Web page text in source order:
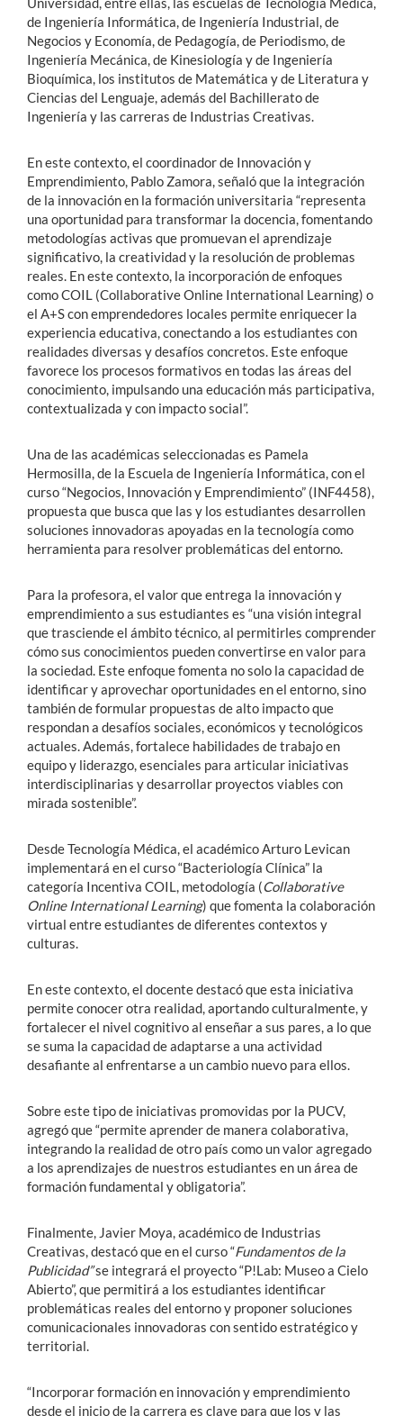
de Ingeniería Informática, de Ingeniería Industrial, de
Negocios y Economía, de Pedagogía, de Periodismo, de
Ingeniería Mecánica, de Kinesiología y de Ingeniería
Bioquímica, los institutos de Matemática y de Literatura y
Ciencias del Lenguaje, además del Bachillerato de
Ingeniería y las carreras de Industrias Creativas.
En este contexto, el coordinador de Innovación y
Emprendimiento, Pablo Zamora, señaló que la integración
de la innovación en la formación universitaria “representa
una oportunidad para transformar la docencia, fomentando
metodologías activas que promuevan el aprendizaje
significativo, la creatividad y la resolución de problemas
reales. En este contexto, la incorporación de enfoques
como COIL (Collaborative Online International Learning) o
el A+S con emprendedores locales permite enriquecer la
experiencia educativa, conectando a los estudiantes con
realidades diversas y desafíos concretos. Este enfoque
favorece los procesos formativos en todas las áreas del
conocimiento, impulsando una educación más participativa,
contextualizada y con impacto social”.
Una de las académicas seleccionadas es Pamela
Hermosilla, de la Escuela de Ingeniería Informática, con el
curso “Negocios, Innovación y Emprendimiento” (INF4458),
propuesta que busca que las y los estudiantes desarrollen
soluciones innovadoras apoyadas en la tecnología como
herramienta para resolver problemáticas del entorno.
Para la profesora, el valor que entrega la innovación y
emprendimiento a sus estudiantes es “una visión integral
que trasciende el ámbito técnico, al permitirles comprender
cómo sus conocimientos pueden convertirse en valor para
la sociedad. Este enfoque fomenta no solo la capacidad de
identificar y aprovechar oportunidades en el entorno, sino
también de formular propuestas de alto impacto que
respondan a desafíos sociales, económicos y tecnológicos
actuales. Además, fortalece habilidades de trabajo en
equipo y liderazgo, esenciales para articular iniciativas
interdisciplinarias y desarrollar proyectos viables con
mirada sostenible”.
Desde Tecnología Médica, el académico Arturo Levican
implementará en el curso “Bacteriología Clínica” la
categoría Incentiva COIL, metodología (Collaborative
Online International Learning) que fomenta la colaboración
virtual entre estudiantes de diferentes contextos y
culturas.
En este contexto, el docente destacó que esta iniciativa
permite conocer otra realidad, aportando culturalmente, y
fortalecer el nivel cognitivo al enseñar a sus pares, a lo que
se suma la capacidad de adaptarse a una actividad
desafiante al enfrentarse a un cambio nuevo para ellos.
Sobre este tipo de iniciativas promovidas por la PUCV,
agregó que “permite aprender de manera colaborativa,
integrando la realidad de otro país como un valor agregado
a los aprendizajes de nuestros estudiantes en un área de
formación fundamental y obligatoria”.
Finalmente, Javier Moya, académico de Industrias
Creativas, destacó que en el curso “Fundamentos de la
Publicidad”se integrará el proyecto “P!Lab: Museo a Cielo
Abierto”, que permitirá a los estudiantes identificar
problemáticas reales del entorno y proponer soluciones
comunicacionales innovadoras con sentido estratégico y
territorial.
“Incorporar formación en innovación y emprendimiento
desde el inicio de la carrera es clave para que los y las